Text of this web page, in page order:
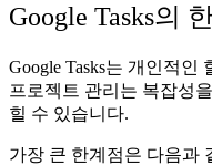
Google Tasks의
Google Tasks는 개인적
프로젝트 관리는 복잡성
힐 수 있습니다.
가장 큰 한계점은 다음과